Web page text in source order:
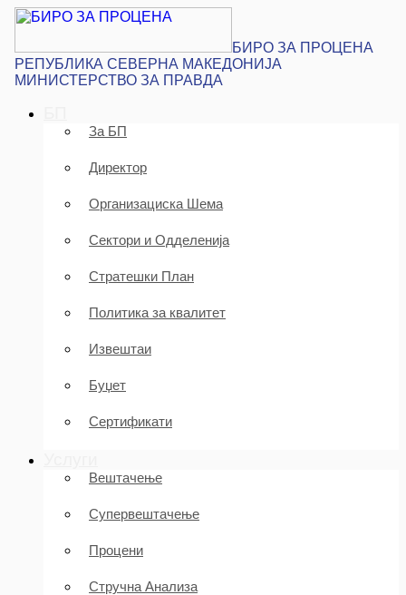
БИРО ЗА ПРОЦЕНА
РЕПУБЛИКА СЕВЕРНА МАКЕДОНИЈА
МИНИСТЕРСТВО ЗА ПРАВДА
За БП
Директор
Организациска Шема
Сектори и Одделенија
Стратешки План
Политика за квалитет
Извештаи
Буџет
Сертификати
Вештачење
Супервештачење
Процени
Стручна Анализа